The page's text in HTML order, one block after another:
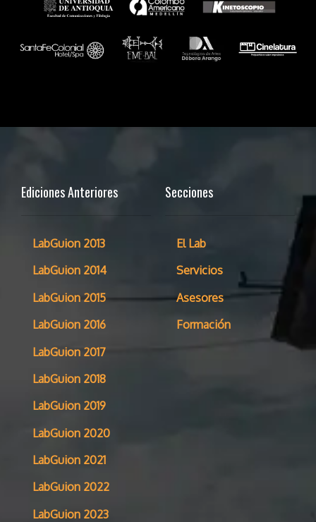
Ediciones Anteriores
LabGuion 2013
LabGuion 2014
LabGuion 2015
LabGuion 2016
LabGuion 2017
LabGuion 2018
LabGuion 2019
LabGuion 2020
LabGuion 2021
LabGuion 2022
LabGuion 2023
Secciones
El Lab
Servicios
Asesores
Formación